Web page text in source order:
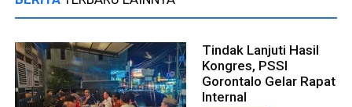
Tindak Lanjuti Hasil
Kongres, PSSI
Gorontalo Gelar Rapat
Internal